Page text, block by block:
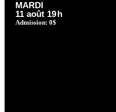
MARDI
11 août 19h
Admission: 0$